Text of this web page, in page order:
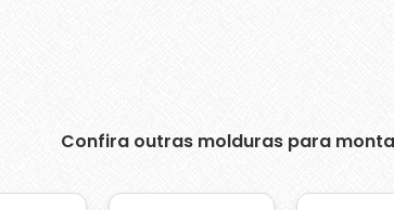
Confira outras molduras para